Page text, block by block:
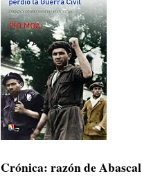
Crónica: razón de Abascal